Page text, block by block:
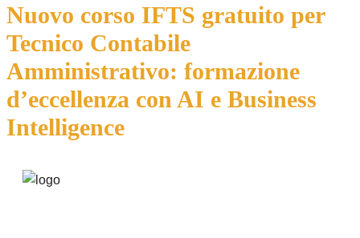
Nuovo corso IFTS gratuito per
Tecnico Contabile
Amministrativo: formazione
d’eccellenza con AI e Business
Intelligence